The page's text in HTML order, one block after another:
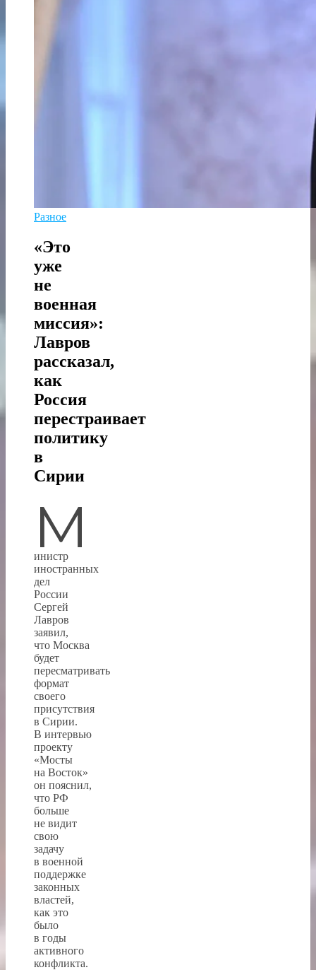
Разное
«Это
уже
не
военная
миссия»:
Лавров
рассказал,
как
Россия
перестраивает
политику
в
Сирии
М
инистр
иностранных
дел
России
Сергей
Лавров
заявил,
что Москва
будет
пересматривать
формат
своего
присутствия
в Сирии.
В интервью
проекту
«Мосты
на Восток»
он пояснил,
что РФ
больше
не видит
свою
задачу
в военной
поддержке
законных
властей,
как это
было
в годы
активного
конфликта.